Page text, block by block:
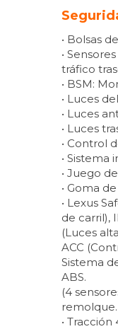
• Bolsas
•
tráfico
• BSM:
• Luces
• Luces
• Luces
• Control
• Sistema
• Juego
• Goma
• Lexus
de carril),
(Luces
ACC
Sistema
ABS.
(4
remolque.
•